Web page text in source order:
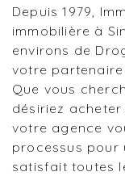
Depuis 1979,
immobilière à
environs de
votre
Que vous
désiriez acheter
votre agence
processus pour
satisfait toutes